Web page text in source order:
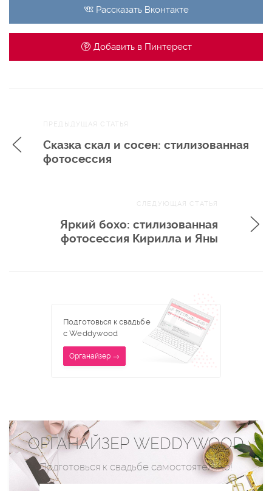
Рассказать Вконтакте
Добавить в Пинтерест
НавигацияПРЕДЫДУЩАЯ СТАТЬЯ
Сказка скал и сосен: стилизованная
фотосессия
СЛЕДУЮЩАЯ СТАТЬЯ
Яркий бохо: стилизованная
фотосессия Кирилла и Яны
Подготовься к свадьбе
с Weddywood
Органайзер →
ОРГАНАЙЗЕР WEDDYWOOD
Подготовься к свадьбе самостоятельно!